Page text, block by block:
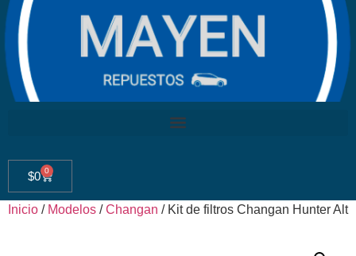
$0 0
Inicio / Modelos /Changan / Kit de filtros Changan Hunter Alt